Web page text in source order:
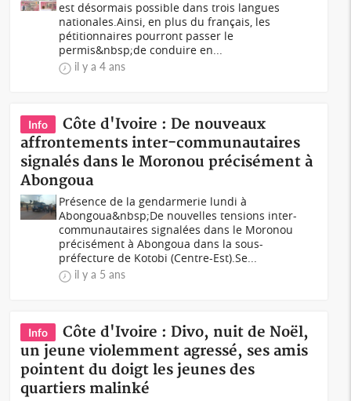
est désormais possible dans trois langues
nationales.Ainsi, en plus du français, les
pétitionnaires pourront passer le
permis&nbsp;de conduire en...
il y a 4 ans
Info
Côte d'Ivoire : De nouveaux
affrontements inter-communautaires
signalés dans le Moronou précisément à
Abongoua
Présence de la gendarmerie lundi à
Abongoua&nbsp;De nouvelles tensions inter-
communautaires signalées dans le Moronou
précisément à Abongoua dans la sous-
préfecture de Kotobi (Centre-Est).Se...
il y a 5 ans
Info
Côte d'Ivoire : Divo, nuit de Noël,
un jeune violemment agressé, ses amis
pointent du doigt les jeunes des
quartiers malinké